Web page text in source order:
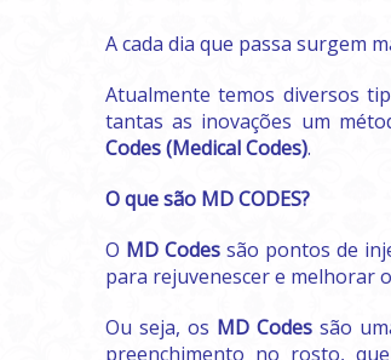
A cada dia que passa surgem
Atualmente temos diversos
tantas as inovações um
Codes (Medical Codes).
O que são MD CODES?
O MD Codes são pontos de
para rejuvenescer e melhorar
Ou seja, os MD Codes são
preenchimento no rosto,